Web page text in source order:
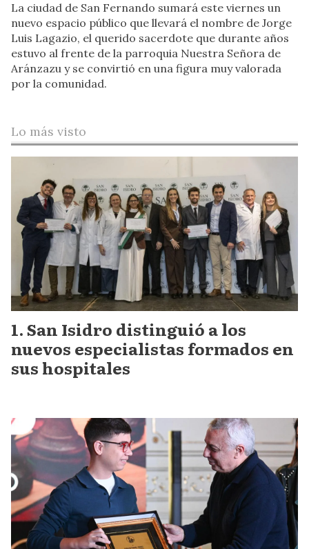
La ciudad de San Fernando sumará este viernes un
nuevo espacio público que llevará el nombre de Jorge
Luis Lagazio, el querido sacerdote que durante años
estuvo al frente de la parroquia Nuestra Señora de
Aránzazu y se convirtió en una figura muy valorada
por la comunidad.
Lo más visto
San Isidro distinguió a los
nuevos especialistas formados en
sus hospitales